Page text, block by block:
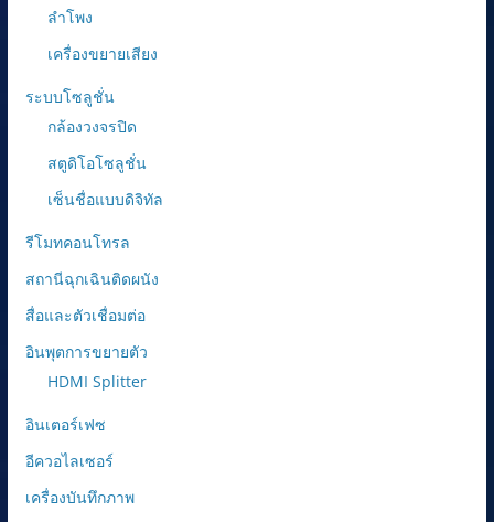
ลำโพง
เครื่องขยายเสียง
ระบบโซลูชั่น
กล้องวงจรปิด
สตูดิโอโซลูชั่น
เซ็นชื่อแบบดิจิทัล
รีโมทคอนโทรล
สถานีฉุกเฉินติดผนัง
สื่อและตัวเชื่อมต่อ
อินพุตการขยายตัว
HDMI Splitter
อินเตอร์เฟซ
อีควอไลเซอร์
เครื่องบันทึกภาพ